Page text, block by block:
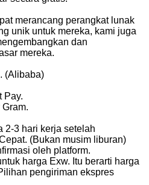
merancang perangkat lunak
unik untuk mereka, kami juga
dan
mereka.
(Alibaba)
Pay.
2-3 hari kerja setelah
(Bukan musim liburan)
oleh platform.
harga Exw. Itu berarti harga
pengiriman ekspres